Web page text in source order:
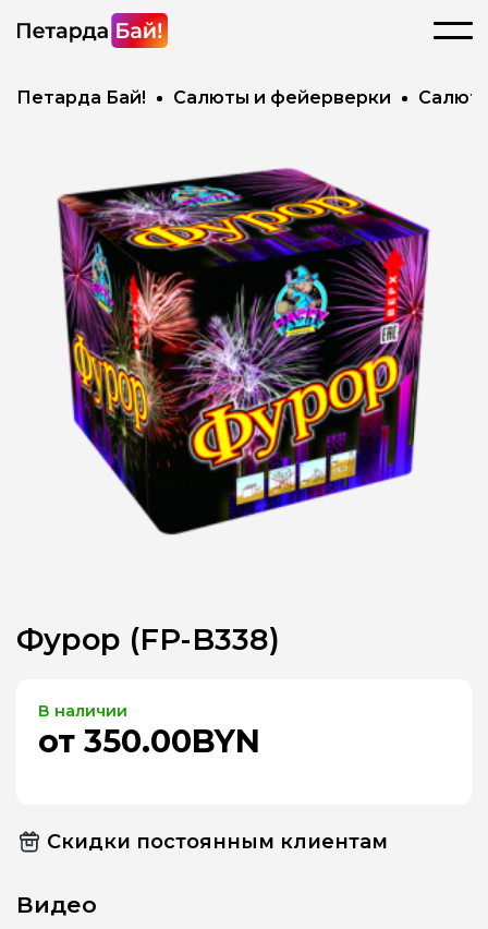
Петарда Бай! Салюты и фейерверки
Фурор (FP-B338)
В наличии
от 350.00BYN
Скидки постоянным клиентам
Видео